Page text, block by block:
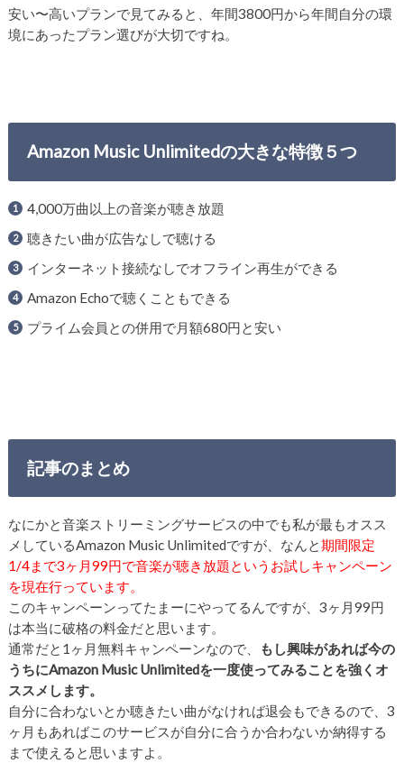
安い〜高いプランで見てみると、年間3800円から年間自分の環
境にあったプラン選びが大切ですね。
Amazon Music Unlimitedの大きな特徴５つ
4,000万曲以上の音楽が聴き放題
聴きたい曲が広告なしで聴ける
インターネット接続なしでオフライン再生ができる
Amazon Echoで聴くこともできる
プライム会員との併用で月額680円と安い
記事のまとめ
なにかと音楽ストリーミングサービスの中でも私が最もオスス
メしているAmazon Music Unlimitedですが、なんと期間限定
1/4まで3ヶ月99円で音楽が聴き放題というお試しキャンペーン
を現在行っています。
このキャンペーンってたまーにやってるんですが、3ヶ月99円
は本当に破格の料金だと思います。
通常だと1ヶ月無料キャンペーンなので、
もし興味があれば今の
うちにAmazon Music Unlimitedを一度使ってみることを強くオ
ススメします。
自分に合わないとか聴きたい曲がなければ退会もできるので、3
ヶ月もあればこのサービスが自分に合うか合わないか納得する
まで使えると思いますよ。